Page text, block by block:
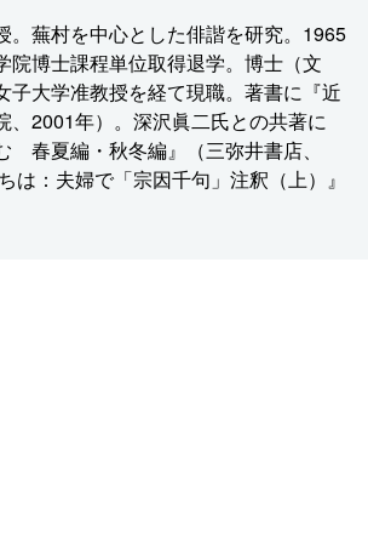
。蕪村を中心とした俳諧を研究。1965
院博士課程単位取得退学。博士（文
子大学准教授を経て現職。著書に『近
、2001年）。深沢眞二氏との共著に
夏編・秋冬編』（三弥井書店、
は：夫婦で「宗因千句」注釈（上）』